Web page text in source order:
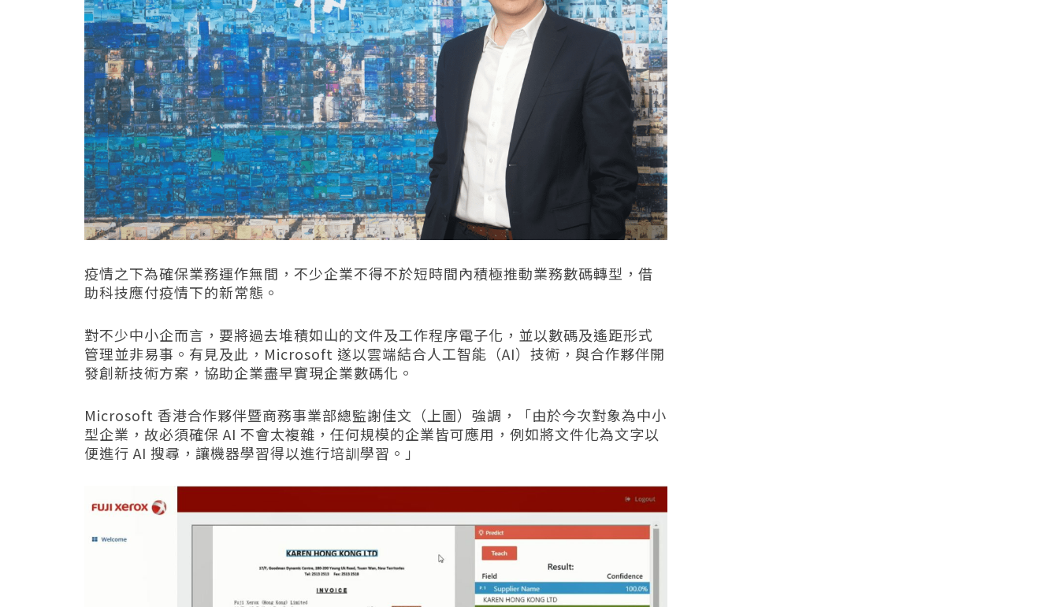
疫情之下為確保業務運作無間，不少企業不得不於短時間內積極推動業務數碼轉型，借
助科技應付疫情下的新常態。
對不少中小企而言，要將過去堆積如山的文件及工作程序電子化，並以數碼及遙距形式
管理並非易事。有見及此，Microsoft 遂以雲端結合人工智能（AI）技術，與合作夥伴開
發創新技術方案，協助企業盡早實現企業數碼化。
Microsoft 香港合作夥伴暨商務事業部總監謝佳文（上圖）強調，「由於今次對象為中小
型企業，故必須確保 AI 不會太複雜，任何規模的企業皆可應用，例如將文件化為文字以
便進行 AI 搜尋，讓機器學習得以進行培訓學習。」